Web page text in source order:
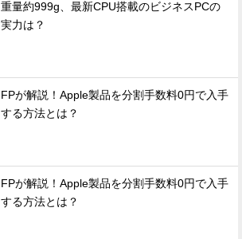
重量約999g、最新CPU搭載のビジネスPCの
実力は？
FPが解説！Apple製品を分割手数料0円で入手
する方法とは？
FPが解説！Apple製品を分割手数料0円で入手
する方法とは？